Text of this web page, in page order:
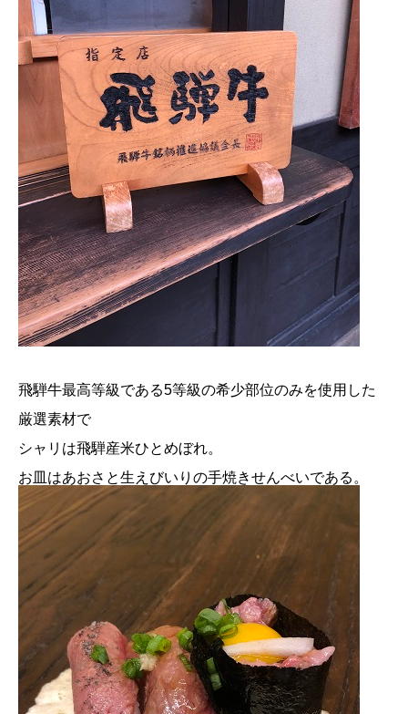
飛騨牛最高等級である5等級の希少部位のみを使用した
厳選素材で
シャリは飛騨産米ひとめぼれ。
お皿はあおさと生えびいりの手焼きせんべいである。